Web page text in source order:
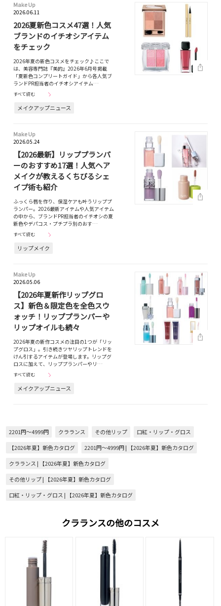
Make Up
2026.06.11
2026夏新色コスメ47選！人気
ブランドのイチオシアイテム
をチェック
2026年夏の新色コスメをチェック♪ここで
は、美容専門誌『美的』2026年6月号掲載
「夏新色コンプリートガイド」から各人気ブ
ランドPR担当者のイチオシアイテム…
すべて読む
メイクアップニュース
Make Up
2026.05.24
【2026最新】リッププランパ
ーのおすすめ17選！人気ヘア
メイクが教えるくちびるシェ
イプ術も紹介
ふっくら唇を作り、保湿ケアも叶うリッププ
ランパー。2026最新アイテムや人気アイテム
の中から、ブランドPR担当者のイチオシの夏
新色やデパコス・プチプラ別のおす…
すべて読む
リップメイク
Make Up
2026.05.06
【2026年夏新作リップグロ
ス】新色＆限定色を全色スウ
ォッチ！リッププランパーや
リップオイルも続々
2026年夏の新作コスメの注目の1つが「リッ
プグロス」。引き続きツヤリップトレンドを
けん引するアイテムが登場します。リップグ
ロスに加えて、リッププランパーやリ…
すべて読む
メイクアップニュース
2201円～4999円 クラランス その他リップ
口紅・リップ・グロス
【2026年夏】新色カタログ
2201円～4999円 | 【2026年夏】新色カタログ
クラランス | 【2026年夏】新色カタログ
その他リップ | 【2026年夏】新色カタログ
口紅・リップ・グロス | 【2026年夏】新色カタログ
クラランスの他のコスメ